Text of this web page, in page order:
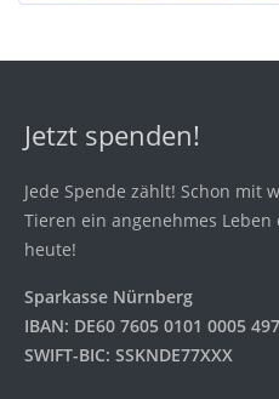
Jetzt spenden!
Jede Spende zählt! Schon mit
Tieren ein angenehmes
heute!
Sparkasse Nürnberg
IBAN: DE60 7605 0101 0005
SWIFT-BIC: SSKNDE77XXX